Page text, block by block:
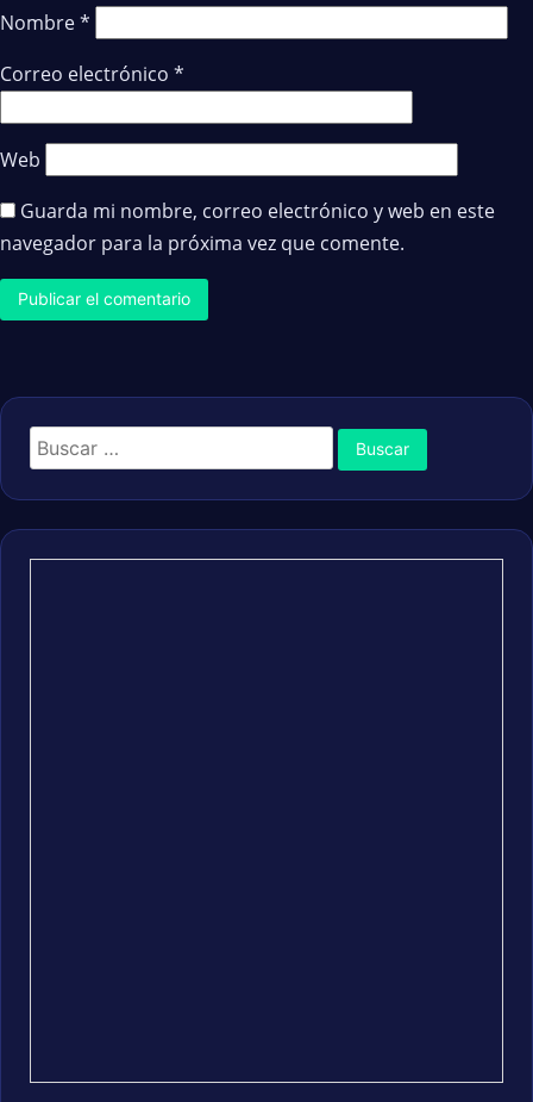
Nombre*
Correo electrónico *
Web
Guarda mi nombre, correo electrónico y web en este
navegador para la próxima vez que comente.
Buscar: